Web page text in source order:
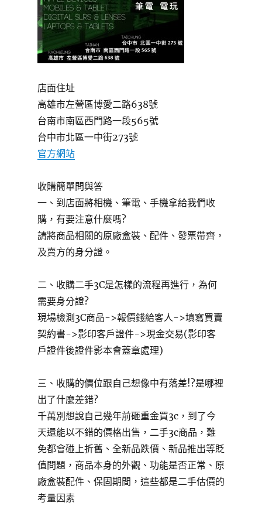
店面住址
高雄市左營區博愛二路638號
台南市南區西門路一段565號
台中市北區一中街273號
官方網站
收購簡單問與答
一、到店面將相機、筆電、手機拿給我們收
購，有要注意什麼嗎?
請將商品相關的原廠盒裝、配件、發票帶齊，
及賣方的身分證。
二、收購二手3C是怎樣的流程再進行，為何
需要身分證?
現場檢測3C商品->報價錢給客人->填寫買賣
契約書->影印客戶證件->現金交易(影印客
戶證件後證件影本會蓋章處理)
三、收購的價位跟自己想像中有落差!?是哪裡
出了什麼差錯?
千萬別想說自己幾年前砸重金買3c，到了今
天還能以不錯的價格出售，二手3c商品，難
免都會碰上折舊、全新品跌價、新品推出等貶
值問題，商品本身的外觀、功能是否正常、原
廠盒裝配件、保固期間，這些都是二手估價的
考量因素